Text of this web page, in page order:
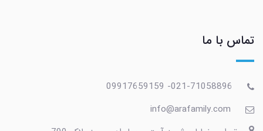
تماس با ما